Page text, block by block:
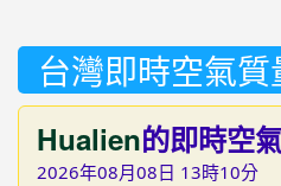
台灣即時空氣質
Hualien的即時空
2026年08月08日 13時10分